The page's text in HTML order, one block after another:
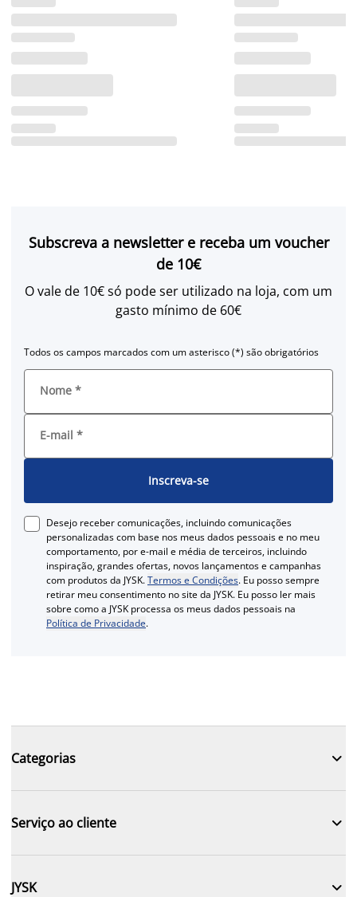
Subscreva a newsletter e receba um voucher
de 10€
O vale de 10€ só pode ser utilizado na loja, com um
gasto mínimo de 60€
Todos os campos marcados com um asterisco (*) são obrigatórios
Nome *
E-mail *
Inscreva-se
Desejo receber comunicações, incluindo comunicações
personalizadas com base nos meus dados pessoais e no meu
comportamento, por e-mail e média de terceiros, incluindo
inspiração, grandes ofertas, novos lançamentos e campanhas
com produtos da JYSK.Termos e Condições. Eu posso sempre
retirar meu consentimento no site da JYSK. Eu posso ler mais
sobre como a JYSK processa os meus dados pessoais na
Política de Privacidade.
Categorias 
Serviço ao cliente 
JYSK 